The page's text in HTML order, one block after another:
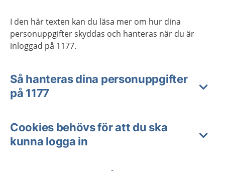
I den här texten kan du läsa mer om hur dina
personuppgifter skyddas och hanteras när du är
inloggad på 1177.
Så hanteras dina personuppgifter
på 1177
Cookies behövs för att du ska
kunna logga in